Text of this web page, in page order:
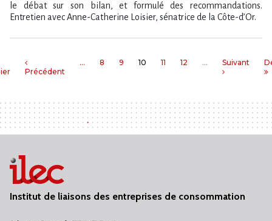
le débat sur son bilan, et formulé des recommandations.
Entretien avec Anne-Catherine Loisier, sénatrice de la Côte-d’Or.
Précédent
… 8 9 10 11 12 … Suivant
Institut de liaisons des entreprises de consommation